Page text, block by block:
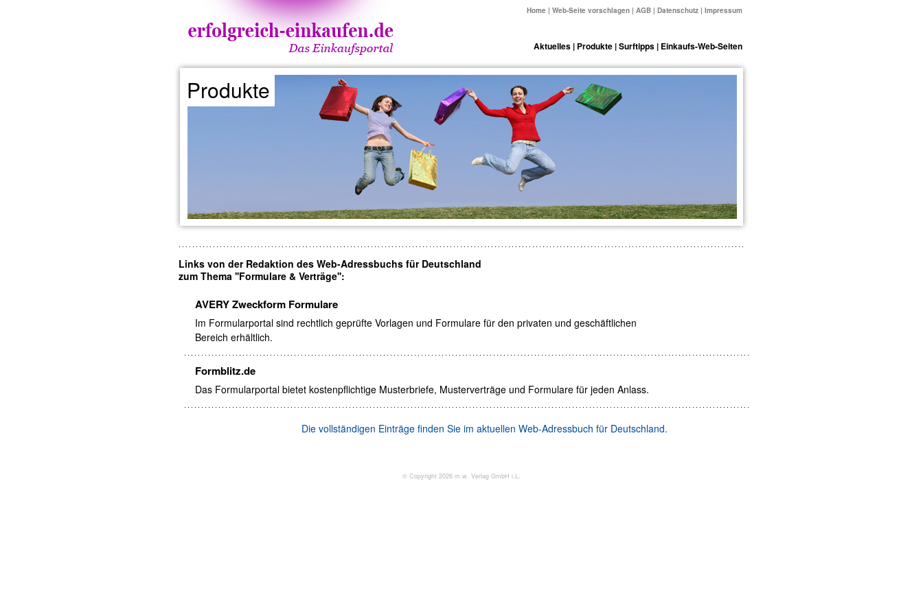
Home | Web-Seite vorschlagen| AGB| Datenschutz| Impressum
Aktuelles| Produkte|Surftipps| Einkaufs-Web-Seiten
Produkte
Links von der Redaktion des Web-Adressbuchs für Deutschland
zum Thema ''Formulare & Verträge'':
AVERY Zweckform Formulare
Im Formularportal sind rechtlich geprüfte Vorlagen und Formulare für den privaten und geschäftlichen
Bereich erhältlich.
Formblitz.de
Das Formularportal bietet kostenpflichtige Musterbriefe, Musterverträge und Formulare für jeden Anlass.
Die vollständigen Einträge finden Sie im aktuellen Web-Adressbuch für Deutschland.
© Copyright 2026 m.w. Verlag GmbH i.L.